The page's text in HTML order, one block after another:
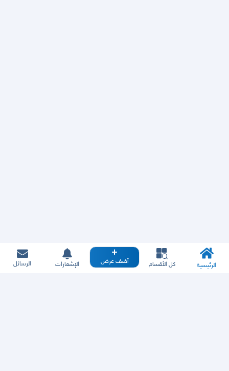
الرئيسية كل الأقسام أضف عرض الإشعارات الرسائل